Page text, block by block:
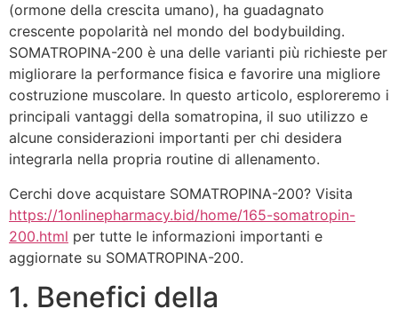
(ormone della crescita umano), ha guadagnato
crescente popolarità nel mondo del bodybuilding.
SOMATROPINA-200 è una delle varianti più richieste per
migliorare la performance fisica e favorire una migliore
costruzione muscolare. In questo articolo, esploreremo i
principali vantaggi della somatropina, il suo utilizzo e
alcune considerazioni importanti per chi desidera
integrarla nella propria routine di allenamento.
Cerchi dove acquistare SOMATROPINA-200? Visita
https://1onlinepharmacy.bid/home/165-somatropin-
200.html per tutte le informazioni importanti e
aggiornate su SOMATROPINA-200.
1. Benefici della